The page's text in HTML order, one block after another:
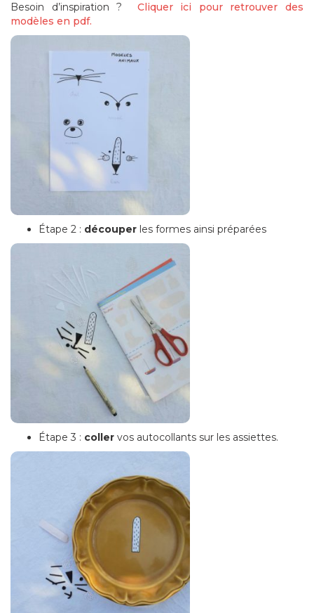
Besoin d’inspiration ? Cliquer ici pour retrouver des
modèles en pdf.
Étape 2 : découper les formes ainsi préparées
Étape 3 : coller vos autocollants sur les assiettes.